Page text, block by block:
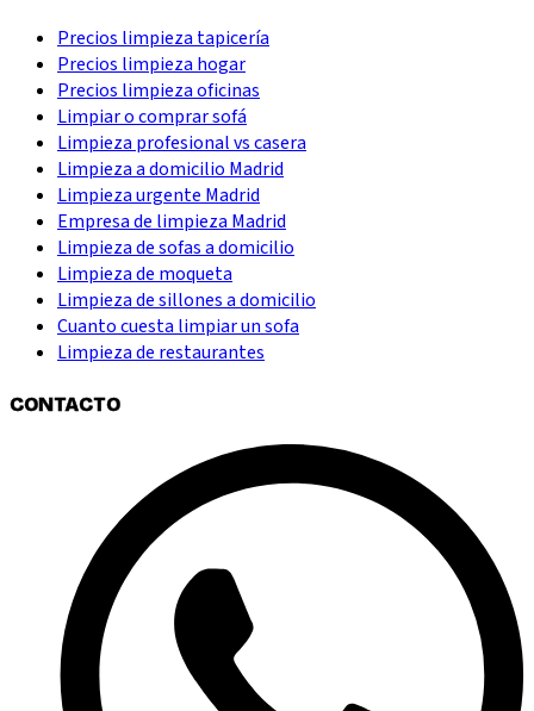
Precios limpieza tapicería
Precios limpieza hogar
Precios limpieza oficinas
Limpiar o comprar sofá
Limpieza profesional vs casera
Limpieza a domicilio Madrid
Limpieza urgente Madrid
Empresa de limpieza Madrid
Limpieza de sofas a domicilio
Limpieza de moqueta
Limpieza de sillones a domicilio
Cuanto cuesta limpiar un sofa
Limpieza de restaurantes
CONTACTO